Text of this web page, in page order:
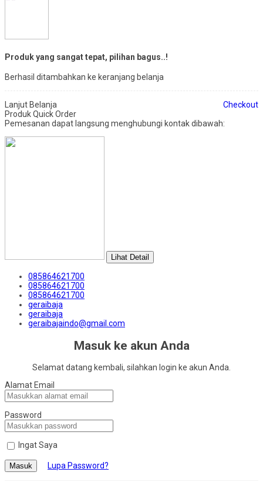
Produk yang sangat tepat, pilihan bagus..!
Berhasil ditambahkan ke keranjang belanja
Lanjut Belanja
Checkout
Produk Quick Order
Pemesanan dapat langsung menghubungi kontak dibawah:
Lihat Detail
085864621700
085864621700
085864621700
geraibaja
geraibaja
geraibajaindo@gmail.com
Masuk ke akun Anda
Selamat datang kembali, silahkan login ke akun Anda.
Alamat Email
Password
Ingat Saya
Masuk Lupa Password?